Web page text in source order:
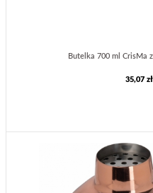
Butelka 700 ml CrisMa
35,07 zł